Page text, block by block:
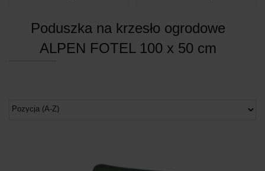
Poduszka na krzesło ogrodowe
ALPEN FOTEL 100 x 50 cm